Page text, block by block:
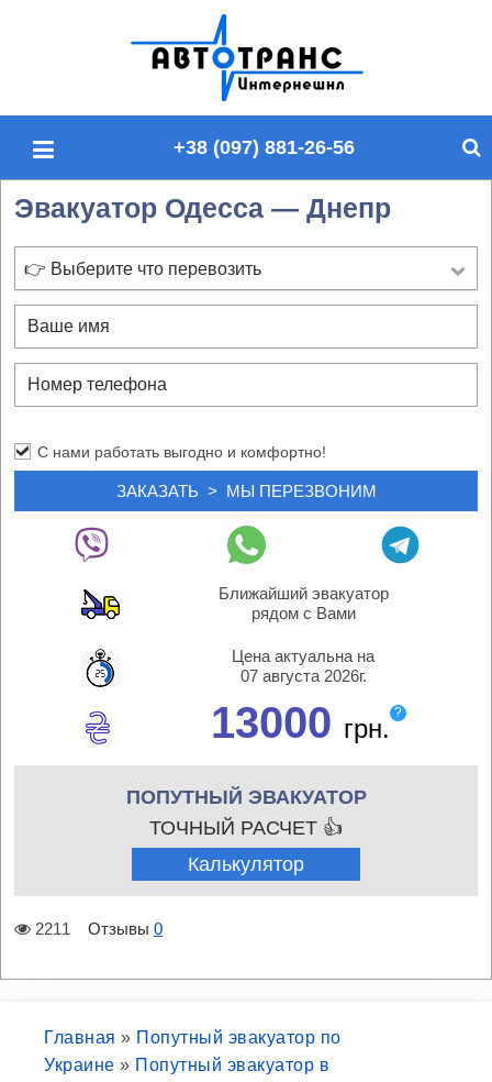
п
й
у
+38 (097) 881-26-56
Эвакуатор Одесса — Днепр
👉 Выберите что перевозить
С нами работать выгодно и комфортно!
Ближайший эвакуатор
рядом с Вами
Цена актуальна на
07 августа 2026г.
13000 грн.
?
ПОПУТНЫЙ ЭВАКУАТОР
ТОЧНЫЙ РАСЧЕТ 👍
Калькулятор
2211 Отзывы 0
Главная » Попутный эвакуатор по
Украине » Попутный эвакуатор в